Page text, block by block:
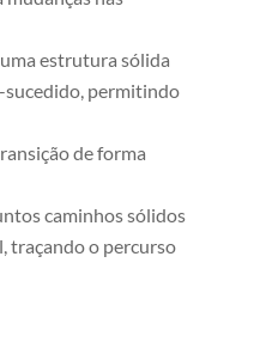
estrutura sólida
sucedido, permitindo
de forma
caminhos sólidos
traçando o percurso